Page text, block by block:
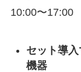
10:00〜17:00
セット導
機器